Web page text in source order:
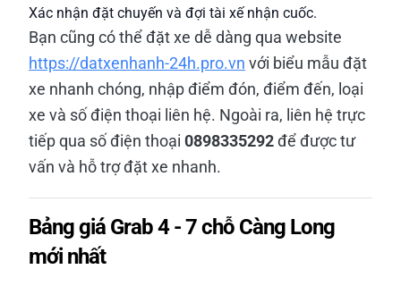
Xác nhận đặt chuyến và đợi tài xế nhận cuốc.
Bạn cũng có thể đặt xe dễ dàng qua website
https://datxenhanh-24h.pro.vn với biểu mẫu đặt
xe nhanh chóng, nhập điểm đón, điểm đến, loại
xe và số điện thoại liên hệ. Ngoài ra, liên hệ trực
tiếp qua số điện thoại 0898335292để được tư
vấn và hỗ trợ đặt xe nhanh.
Bảng giá Grab 4 - 7 chỗ Càng Long
mới nhất